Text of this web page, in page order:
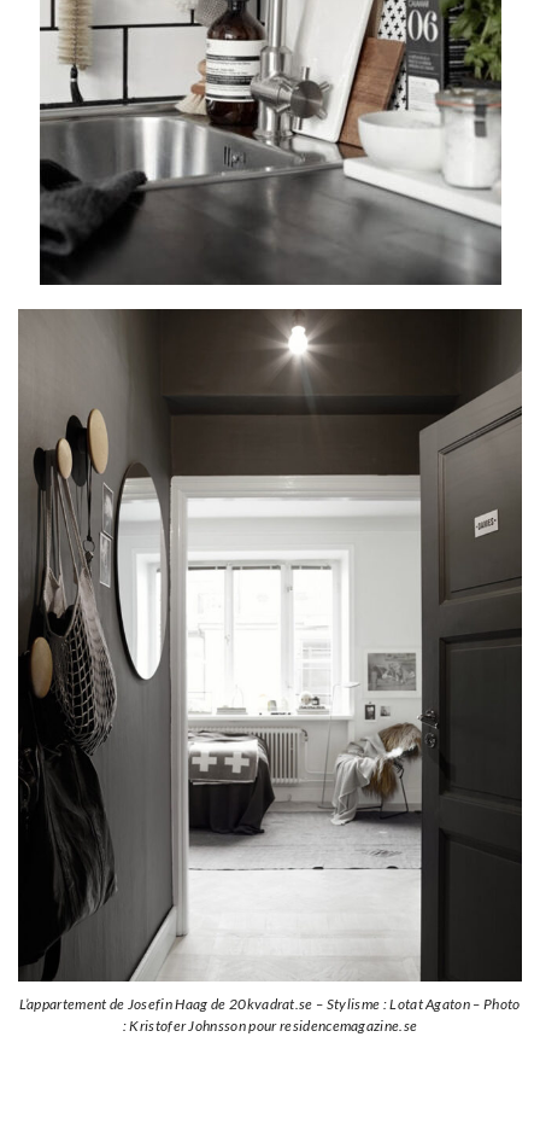
L’appartement de Josefin Haag de 20kvadrat.se – Stylisme : Lotat Agaton – Photo
: Kristofer Johnsson pour residencemagazine.se